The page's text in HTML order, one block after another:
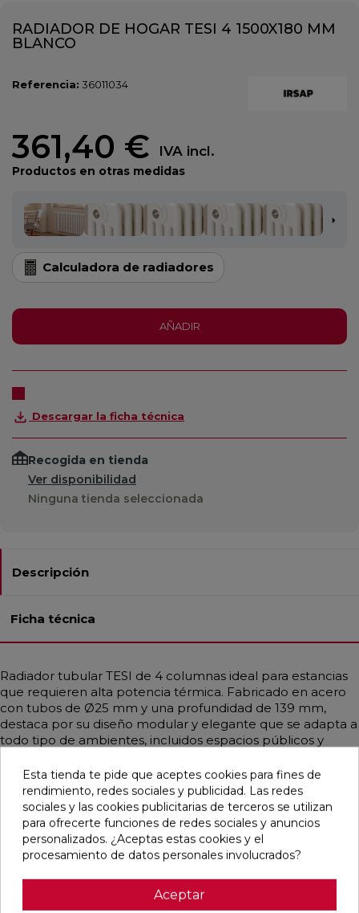
RADIADOR DE HOGAR TESI 4 1500X180 MM
BLANCO
Referencia: 36011034
361,40 € IVA incl.
Productos en otras medidas
Calculadora de radiadores
AÑADIR
Descargar la ficha técnica
Recogida en tienda
Ver disponibilidad
Ninguna tienda seleccionada
Descripción
Ficha técnica
Radiador tubular TESI de 4 columnas ideal para estancias
que requieren alta potencia térmica. Fabricado en acero
con tubos de Ø25 mm y una profundidad de 139 mm,
destaca por su diseño modular y elegante que se adapta a
todo tipo de ambientes, incluidos espacios públicos y
diferentes medidas y en una amplia gama de colores,
incluidos acabados RAL personalizados. Garantiza una
distribución uniforme del calor, siendo compatible con
sistemas de baja temperatura como calderas de
condensación o bombas de calor. Incluye purgador,
soportes universales y tapón embellecedor.
Esta tienda te pide que aceptes cookies para fines de
rendimiento, redes sociales y publicidad. Las redes
sociales y las cookies publicitarias de terceros se utilizan
para ofrecerte funciones de redes sociales y anuncios
personalizados. ¿Aceptas estas cookies y el
procesamiento de datos personales involucrados?
Aceptar